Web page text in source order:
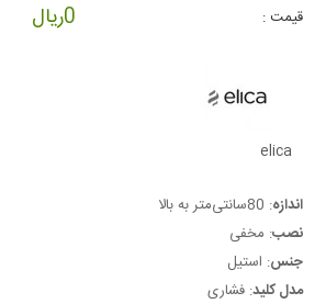
قیمت : 0ریال
elica
اندازه: 80سانتی‌متر به بالا
نصب: مخفی
جنس: استیل
مدل کلید: فشاری